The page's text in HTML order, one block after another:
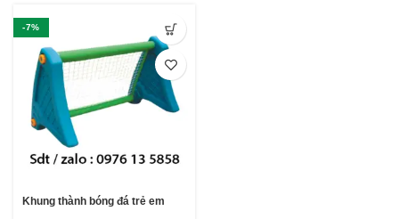
-7%
Khung thành bóng đá trẻ em